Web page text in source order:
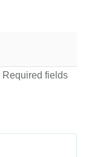
Required fields